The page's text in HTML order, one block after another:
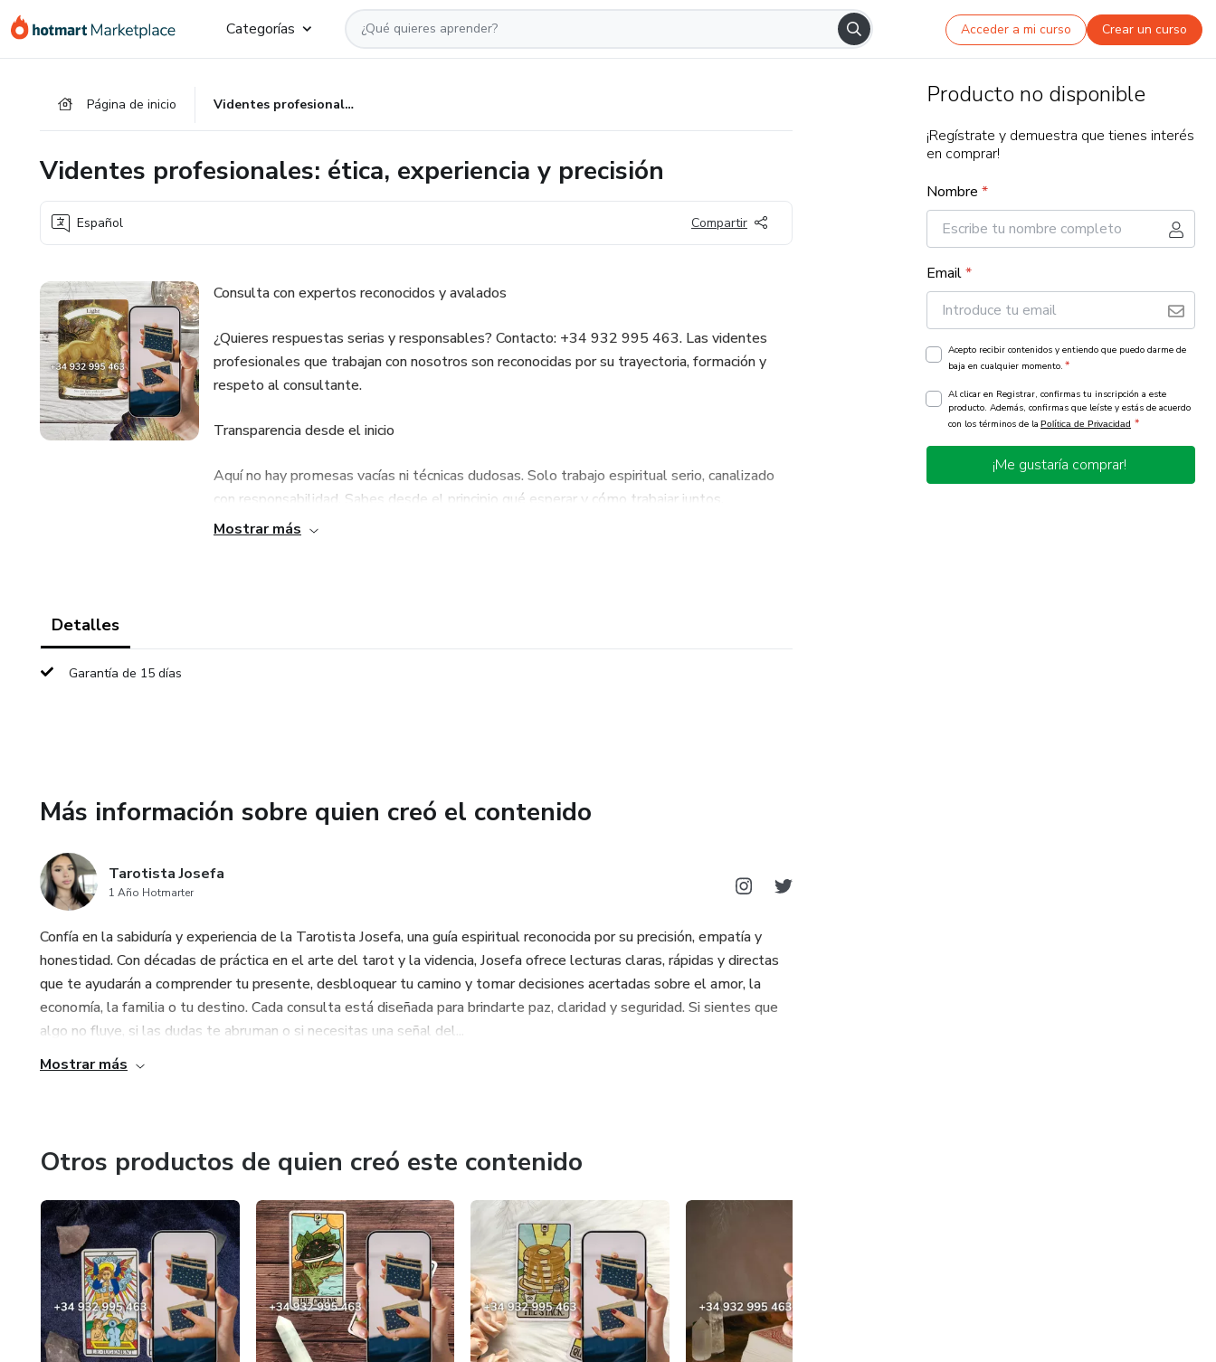
Categorías Acceder a mi curso Crear un curso
Página de inicio Videntes profesionales: ética, experiencia y precisión
Videntes profesionales: ética, experiencia y precisión
Español Compartir
Consulta con expertos reconocidos y avalados
¿Quieres respuestas serias y responsables? Contacto: +34 932 995 463. Las videntes
profesionales que trabajan con nosotros son reconocidas por su trayectoria, formación y
respeto al consultante.
Transparencia desde el inicio
Aquí no hay promesas vacías ni técnicas dudosas. Solo trabajo espiritual serio, canalizado
con responsabilidad. Sabes desde el principio qué esperar y cómo trabajar juntos.
Mostrar más
Detalles
Garantía de 15 días
Más información sobre quien creó el contenido
Tarotista Josefa
1 Año Hotmarter
Confía en la sabiduría y experiencia de la Tarotista Josefa, una guía espiritual reconocida por su precisión, empatía y
honestidad. Con décadas de práctica en el arte del tarot y la videncia, Josefa ofrece lecturas claras, rápidas y directas
que te ayudarán a comprender tu presente, desbloquear tu camino y tomar decisiones acertadas sobre el amor, la
economía, la familia o tu destino. Cada consulta está diseñada para brindarte paz, claridad y seguridad. Si sientes que
algo no fluye, si las dudas te abruman o si necesitas una señal del...
Mostrar más
Otros productos de quien creó este contenido
Producto no disponible
¡Regístrate y demuestra que tienes interés
en comprar!
Nombre *
Email*
Acepto recibir contenidos y entiendo que puedo darme de
baja en cualquier momento. *
Al clicar en Registrar, confirmas tu inscripción a este
producto. Además, confirmas que leíste y estás de acuerdo
con los términos de la Política de Privacidad *
¡Me gustaría comprar!